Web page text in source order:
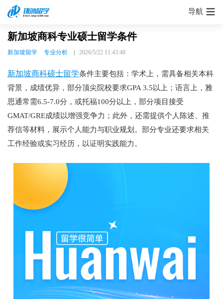
导航
新加坡商科专业硕士留学条件
新加坡留学 专业分析 2026/5/22 11:43:48
新加坡商科硕士留学条件主要包括：学术上，需具备相关本科
背景，成绩优异，部分顶尖院校要求GPA 3.5以上；语言上，雅
思通常需6.5-7.0分，或托福100分以上，部分项目接受
GMAT/GRE成绩以增强竞争力；此外，还需提供个人陈述、推
荐信等材料，展示个人能力与职业规划。部分专业还要求相关
工作经验或实习经历，以证明实践能力。